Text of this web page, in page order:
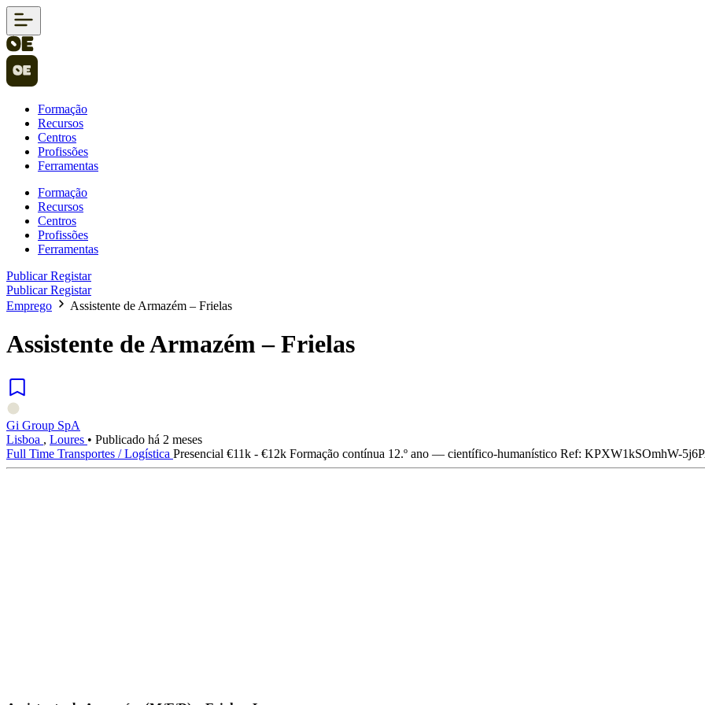
Formação
Recursos
Centros
Profissões
Ferramentas
Formação
Recursos
Centros
Profissões
Ferramentas
PublicarRegistar
PublicarRegistar
Emprego
Assistente de Armazém – Frielas
Assistente de Armazém – Frielas
Gi Group SpA
Lisboa , Loures • Publicado há 2 meses
Full Time Transportes / Logística Presencial €11k - €12k Formação contínua 12.º ano — científico-humanístico Ref: KPXW1kSOmhW-